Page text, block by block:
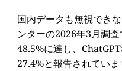
国内データも無視でき
ンターの2026年3月調
48.5%に達し、
27.4%と報告されてい